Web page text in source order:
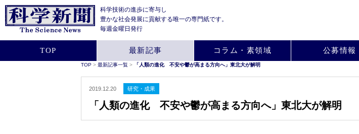
科学技術の進歩に寄与し
豊かな社会発展に貢献する唯一の専門紙です。
毎週金曜日発行
TOP 最新記事 コラム・素領域 公募情報
TOP > 最新記事一覧 > 「人類の進化 不安や鬱が高まる方向へ」東北大が解明
2019.12.20 研究・成果
「人類の進化 不安や鬱が高まる方向へ」東北大が解明